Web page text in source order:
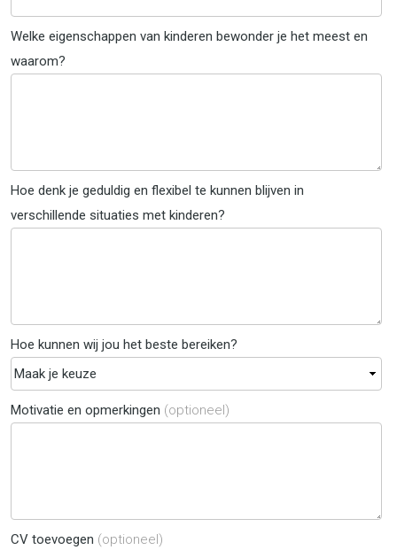
Welke eigenschappen van kinderen bewonder je het meest en
waarom?
Hoe denk je geduldig en flexibel te kunnen blijven in
verschillende situaties met kinderen?
Hoe kunnen wij jou het beste bereiken?
Motivatie en opmerkingen (optioneel)
CV toevoegen (optioneel)